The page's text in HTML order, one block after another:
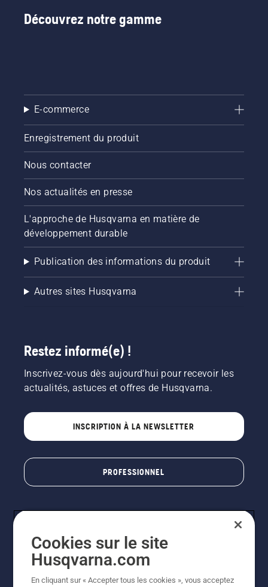
Découvrez notre gamme
E-commerce
Enregistrement du produit
Nous contacter
Nos actualités en presse
L'approche de Husqvarna en matière de
développement durable
Publication des informations du produit
Autres sites Husqvarna
Restez informé(e) !
Inscrivez-vous dès aujourd'hui pour recevoir les
actualités, astuces et offres de Husqvarna.
INSCRIPTION À LA NEWSLETTER
PROFESSIONNEL
Cookies sur le site
Husqvarna.com
En cliquant sur « Accepter tous les cookies », vous acceptez